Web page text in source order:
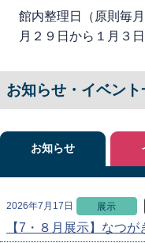
館内整理日（原則毎
月２９日から１月３
お知らせ・イベント
お知らせ
2026年7月17日 展示
【7・８月展示】なつが